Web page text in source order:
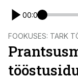
00:00
FOOKUSES: TARK